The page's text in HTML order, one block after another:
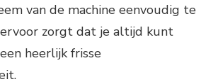
van de machine eenvoudig te
zorgt dat je altijd kunt
heerlijk frisse